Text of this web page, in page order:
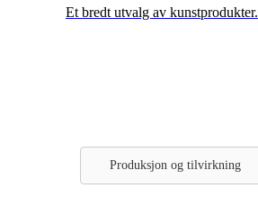
Et bredt utvalg av kunstprodukter.
Produksjon og tilvirkning